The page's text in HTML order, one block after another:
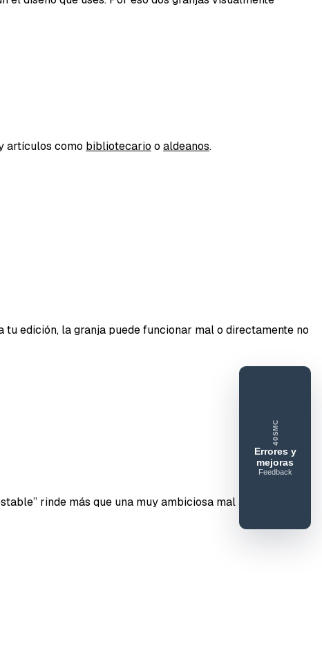
artículos como bibliotecario o aldeanos.
edición, la granja puede funcionar mal o directamente no
rinde más que una muy ambiciosa mal afinada.
40SMC
Errores y
mejoras
Feedback